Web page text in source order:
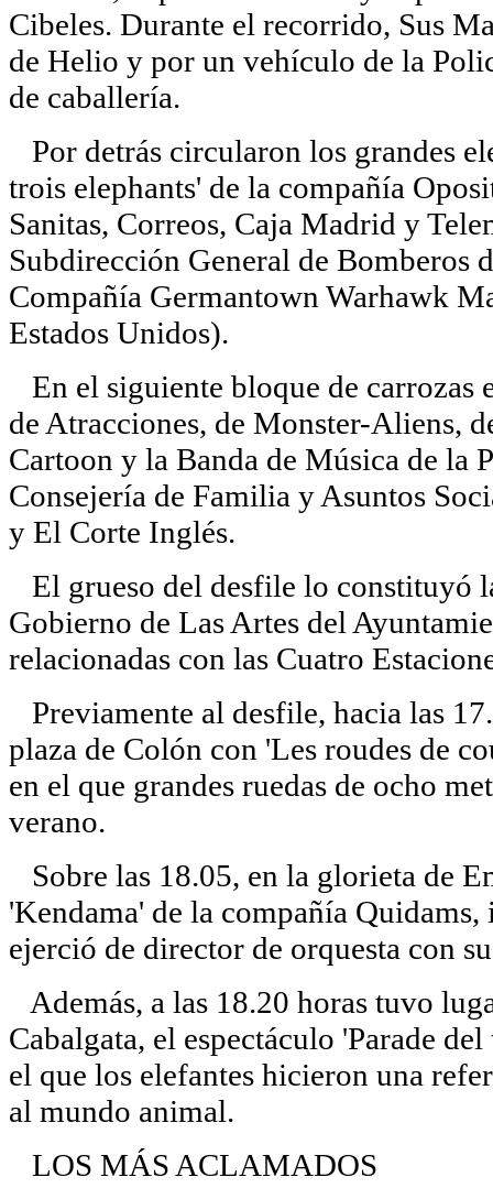
Cibeles. Durante el recorrido, Sus
de Helio y por un vehículo de la
de caballería.
Por detrás circularon los grandes
trois elephants' de la compañía
Sanitas, Correos, Caja Madrid y
Subdirección General de
Compañía Germantown Warhawk
Estados Unidos).
En el siguiente bloque de carrozas
de Atracciones, de Monster-Aliens,
Cartoon y la Banda de Música de
Consejería de Familia y Asuntos
y El Corte Inglés.
El grueso del desfile lo constituyó
Gobierno de Las Artes del
relacionadas con las Cuatro
Previamente al desfile, hacia las
plaza de Colón con 'Les roudes de
en el que grandes ruedas de ocho
verano.
Sobre las 18.05, en la glorieta de
'Kendama' de la compañía
ejerció de director de orquesta con
Además, a las 18.20 horas tuvo
Cabalgata, el espectáculo 'Parade
el que los elefantes hicieron una
al mundo animal.
LOS MÁS ACLAMADOS